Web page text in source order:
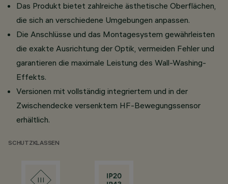
Das Produkt bietet zahlreiche ästhetische Oberflächen,
die sich an verschiedene Umgebungen anpassen.
Die Anschlüsse und das Montagesystem gewährleisten
die exakte Ausrichtung der Optik, vermeiden Fehler und
garantieren die maximale Leistung des Wall-Washing-
Effekts.
Versionen mit vollständig integriertem und in der
Zwischendecke versenktem HF-Bewegungssensor
erhältlich.
SCHUTZKLASSEN